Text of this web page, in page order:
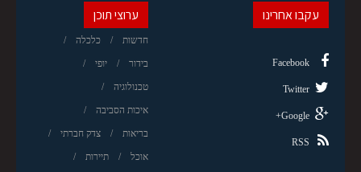
ערוצי תוכן
חדשות כלכלה
בידור יופי
טכנולוגיה
איכות הסביבה
בריאות צדק חברתי
אוכל תיירות
עקבו אחרינו
Facebook
Twitter
Google+
RSS